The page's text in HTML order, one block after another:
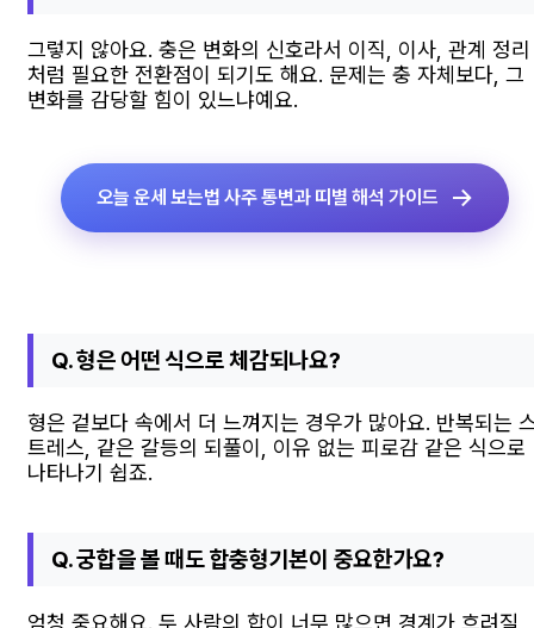
그렇지 않아요. 충은 변화의 신호라서 이직, 이사, 관계 정리
처럼 필요한 전환점이 되기도 해요. 문제는 충 자체보다, 그
변화를 감당할 힘이 있느냐예요.
오늘 운세 보는법 사주 통변과 띠별 해석 가이드
Q. 형은 어떤 식으로 체감되나요?
형은 겉보다 속에서 더 느껴지는 경우가 많아요. 반복되는
트레스, 같은 갈등의 되풀이, 이유 없는 피로감 같은 식으로
나타나기 쉽죠.
Q. 궁합을 볼 때도 합충형기본이 중요한가요?
엄청 중요해요. 두 사람의 합이 너무 많으면 경계가 흐려질